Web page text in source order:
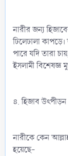
নারীর জন্য
ঢিলেঢালা
পারে যদি তারা
ইসলামী বিশেষজ্ঞ
৪. হিজাব
নারীকে কেন
হয়েছে-